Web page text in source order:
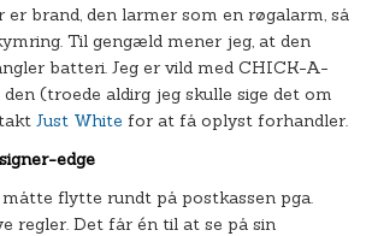
er brand, den larmer som en røgalarm, så
Til gengæld mener jeg, at den
batteri. Jeg er vild med CHICK-A-
den (troede aldirg jeg skulle sige det om
Just White for at få oplyst forhandler.
edge
flytte rundt på postkassen pga.
regler. Det får én til at se på sin